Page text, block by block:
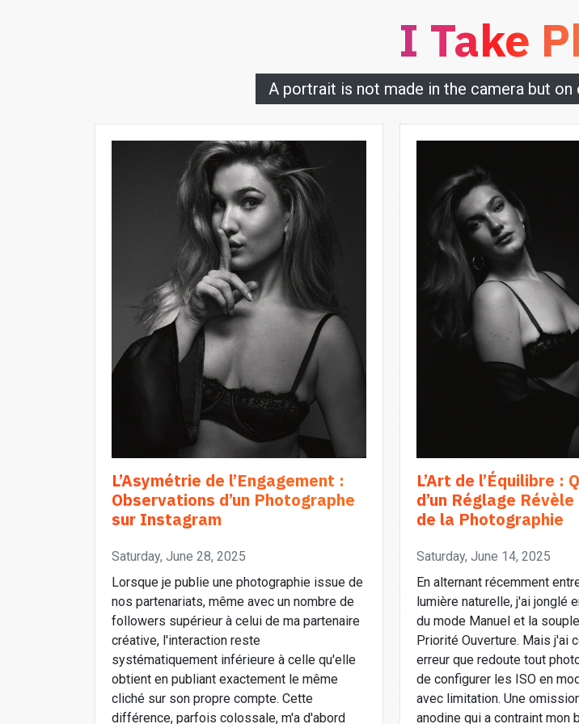
I Take
A portrait is not made in the camera but
L’Asymétrie de l’Engagement :
Observations d’un Photographe
sur Instagram
Saturday, June 28, 2025
Lorsque je publie une photographie issue de
nos partenariats, même avec un nombre de
followers supérieur à celui de ma partenaire
créative, l'interaction reste
systématiquement inférieure à celle qu'elle
obtient en publiant exactement le même
cliché sur son propre compte. Cette
différence, parfois colossale, m'a d'abord
L’Art de l’Équilibre :
d’un Réglage Révèle
de la Photographie
Saturday, June 14, 2025
En alternant récemment
lumière naturelle, j'ai jonglé
du mode Manuel et la
Priorité Ouverture. Mais j'ai
erreur que redoute tout
de configurer les ISO en
avec limitation. Une
anodine qui a contraint mon